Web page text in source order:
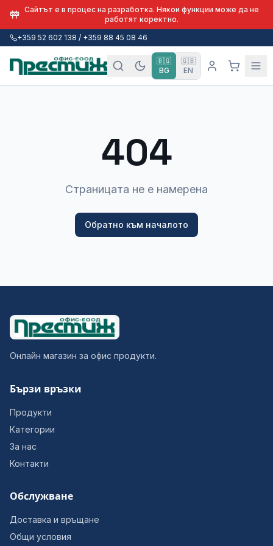
Сайтът е в процес на разработка. Някои функции може да не
работят коректно.
+359 52 602 138 / +359 88 45 08 46
🇧🇬
BG
🇬🇧
EN
404
Страницата не е намерена
Обратно към началото
Онлайн магазин за офис продукти.
Бързи връзки
Продукти
Категории
За нас
Контакти
Обслужване
Доставка и връщане
Общи условия